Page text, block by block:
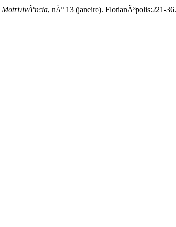
MotrivivÃªncia, nÂº 13 (janeiro). FlorianÃ³polis:221-36.